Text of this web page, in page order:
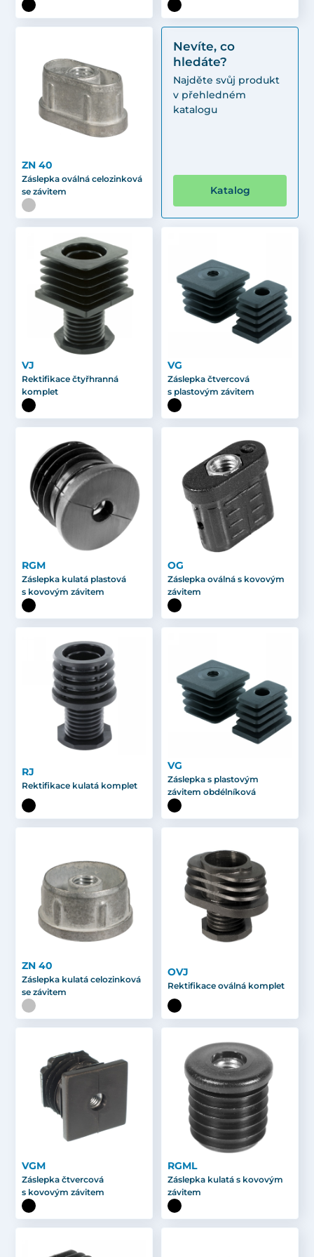
ZN 40
Záslepka oválná celozinková
se závitem
Nevíte, co
hledáte?
Najděte svůj produkt
v přehledném
katalogu
Katalog
VJ
Rektifikace čtyřhranná
komplet
VG
Záslepka čtvercová
s plastovým závitem
RGM
Záslepka kulatá plastová
s kovovým závitem
OG
Záslepka oválná s kovovým
závitem
RJ
Rektifikace kulatá komplet
VG
Záslepka s plastovým
závitem obdélníková
ZN 40
Záslepka kulatá celozinková
se závitem
OVJ
Rektifikace oválná komplet
VGM
Záslepka čtvercová
s kovovým závitem
RGML
Záslepka kulatá s kovovým
závitem